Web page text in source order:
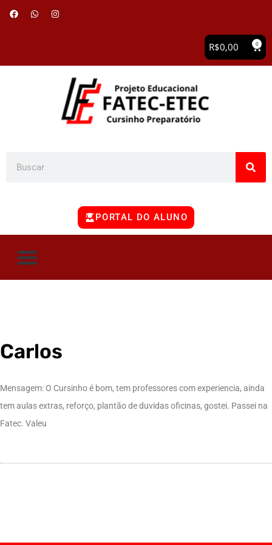
R$0,00 0
PORTAL DO ALUNO
Carlos
Mensagem: O Cursinho é bom, tem professores com experiencia, ainda
tem aulas extras, reforço, plantão de duvidas oficinas, gostei. Passei na
Fatec. Valeu